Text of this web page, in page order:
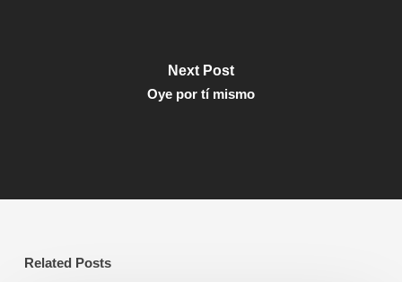
Next Post
Oye por tí mismo
Related Posts